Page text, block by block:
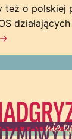
też o polskiej
→